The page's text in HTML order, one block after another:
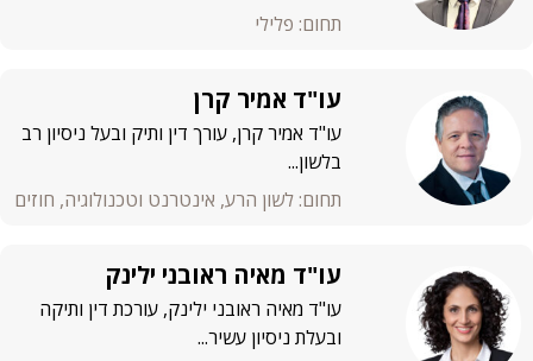
תחום: פלילי
עו"ד אמיר קרן
עו"ד אמיר קרן, עורך דין ותיק ובעל ניסיון רב
בלשון...
תחום: לשון הרע, אינטרנט וטכנולוגיה, חוזים
עו"ד מאיה ראובני ילינק
עו"ד מאיה ראובני ילינק, עורכת דין ותיקה
ובעלת ניסיון עשיר...